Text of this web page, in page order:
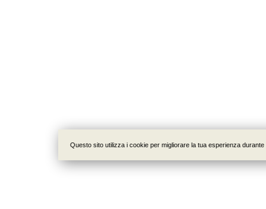
Questo sito utilizza i cookie per migliorare la tua esperienza durante